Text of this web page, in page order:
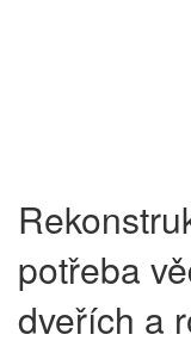
potřeba
dveřích a